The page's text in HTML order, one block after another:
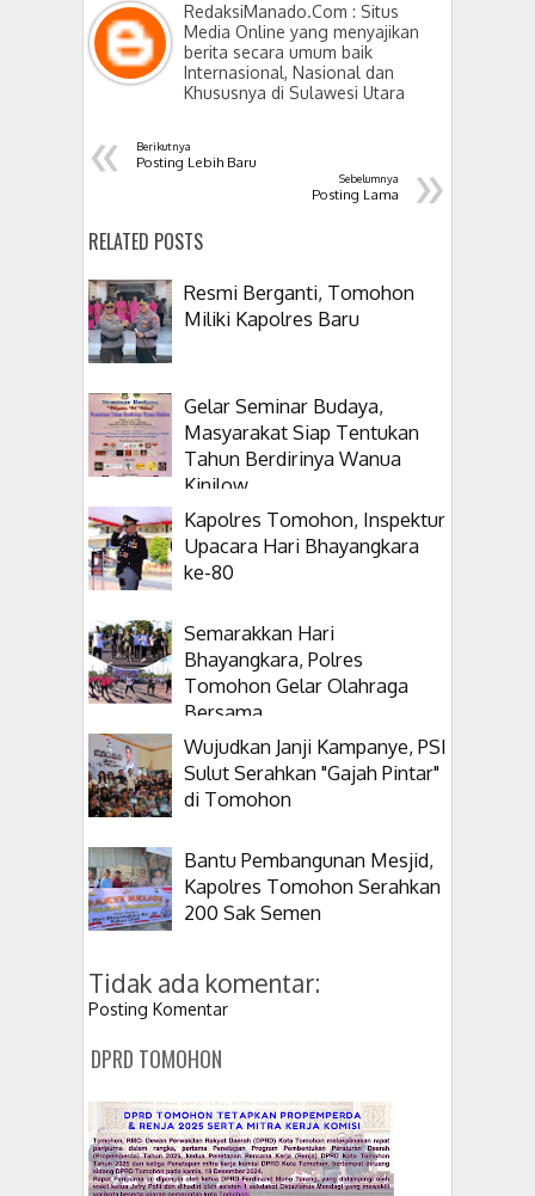
RedaksiManado.Com : Situs
Media Online yang menyajikan
berita secara umum baik
Internasional, Nasional dan
Khususnya di Sulawesi Utara
« Berikutnya
Posting Lebih Baru »
Sebelumnya
Posting Lama
RELATED POSTS
Resmi Berganti, Tomohon
Miliki Kapolres Baru
Gelar Seminar Budaya,
Masyarakat Siap Tentukan
Tahun Berdirinya Wanua
Kinilow
Kapolres Tomohon, Inspektur
Upacara Hari Bhayangkara
ke-80
Semarakkan Hari
Bhayangkara, Polres
Tomohon Gelar Olahraga
Bersama
Wujudkan Janji Kampanye, PSI
Sulut Serahkan "Gajah Pintar"
di Tomohon
Bantu Pembangunan Mesjid,
Kapolres Tomohon Serahkan
200 Sak Semen
Tidak ada komentar:
Posting Komentar
DPRD TOMOHON